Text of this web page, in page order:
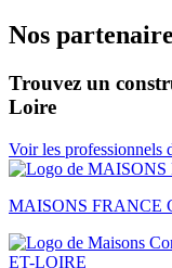
Nos
Trouvez un
Loire
Voir les professionnels
MAISONS FRANCE